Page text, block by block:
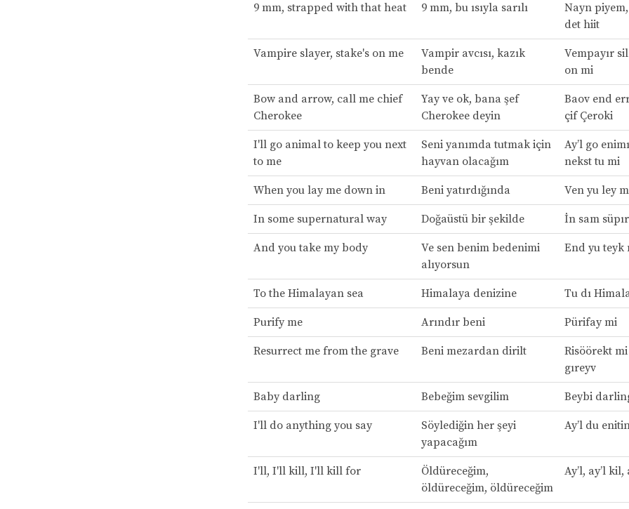
9 mm, strapped with that heat 9 mm, bu ısıyla sarılı
Nayn
det hiit
Vampire slayer, stake's on me
Vampir avcısı, kazık
bende
Vempayır
on mi
Bow and arrow, call me chief
Cherokee
Yay ve ok, bana şef
Cherokee deyin
Baov end
çif Çeroki
I'll go animal to keep you next
to me
Seni yanımda tutmak için
hayvan olacağım
Ay’l go
nekst tu mi
When you lay me down in Beni yatırdığında Ven yu ley
In some supernatural way Doğaüstü bir şekilde İn sam
And you take my body
Ve sen benim bedenimi
alıyorsun
End yu teyk
To the Himalayan sea Himalaya denizine Tu dı
Purify me Arındır beni Pürifay mi
Resurrect me from the grave Beni mezardan dirilt
Risöörekt
gıreyv
Baby darling Bebeğim sevgilim Beybi
I'll do anything you say
Söylediğin her şeyi
yapacağım
Ay’l du
I'll, I'll kill, I'll kill for
Öldüreceğim,
öldüreceğim, öldüreceğim
Ay’l, ay’l